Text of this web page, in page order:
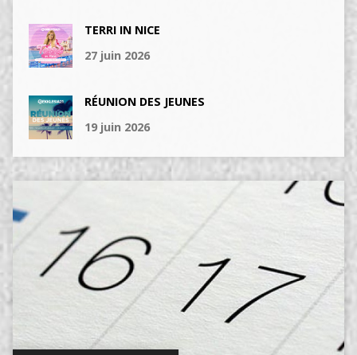
TERRI IN NICE
27 juin 2026
RÉUNION DES JEUNES
19 juin 2026